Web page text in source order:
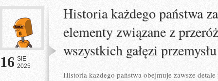
16 SIE
2025
Historia każdego państwa
elementy związane z
wszystkich gałęzi przemysłu
Historia każdego państwa obejmuje zawsze